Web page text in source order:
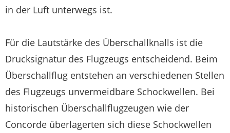
in der Luft unterwegs ist.
Für die Lautstärke des Überschallknalls ist die
Drucksignatur des Flugzeugs entscheidend. Beim
Überschallflug entstehen an verschiedenen Stellen
des Flugzeugs unvermeidbare Schockwellen. Bei
historischen Überschallflugzeugen wie der
Concorde überlagerten sich diese Schockwellen